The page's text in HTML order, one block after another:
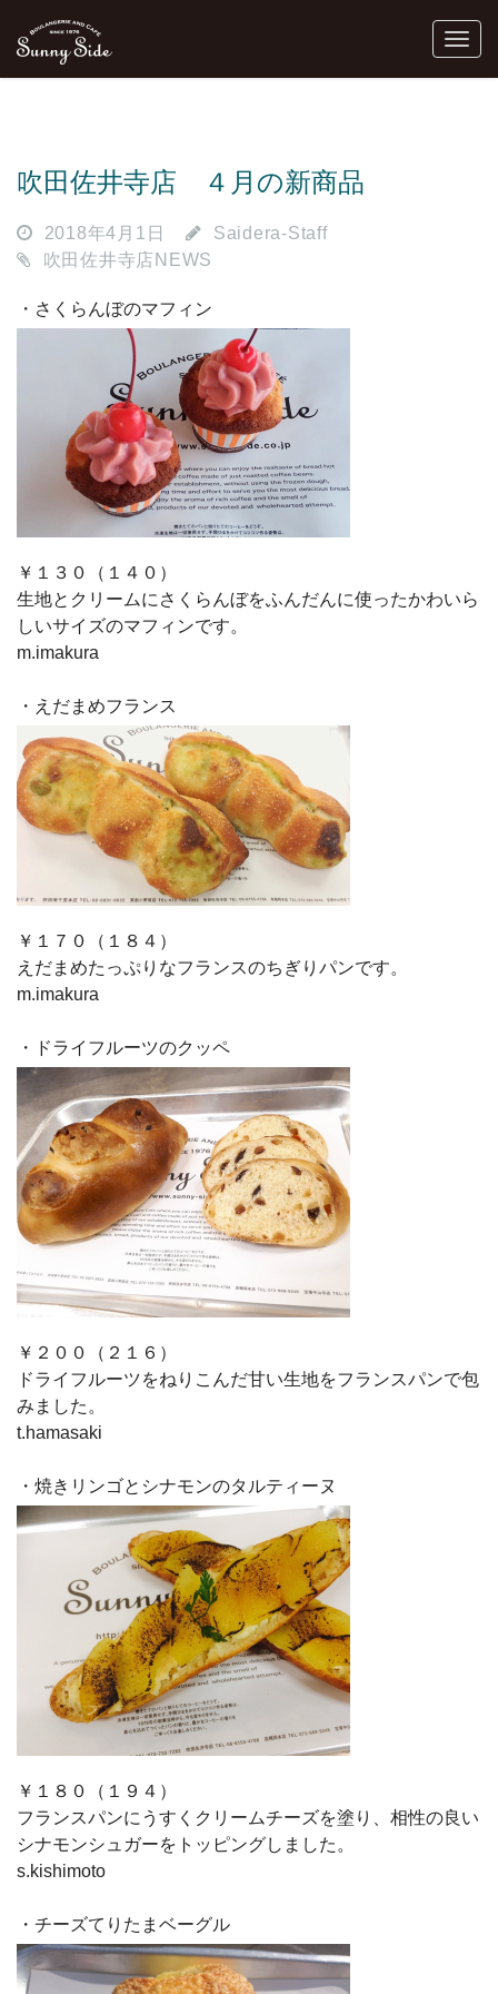
吹田佐井寺店 ４月の新商品
2018年4月1日
Saidera-Staff
吹田佐井寺店NEWS
・さくらんぼのマフィン
￥１３０（１４０）
生地とクリームにさくらんぼをふんだんに使ったかわいら
しいサイズのマフィンです。
m.imakura
・えだまめフランス
￥１７０（１８４）
えだまめたっぷりなフランスのちぎりパンです。
m.imakura
・ドライフルーツのクッペ
￥２００（２１６）
ドライフルーツをねりこんだ甘い生地をフランスパンで包
みました。
t.hamasaki
・焼きリンゴとシナモンのタルティーヌ
￥１８０（１９４）
フランスパンにうすくクリームチーズを塗り、相性の良い
シナモンシュガーをトッピングしました。
s.kishimoto
・チーズてりたまベーグル